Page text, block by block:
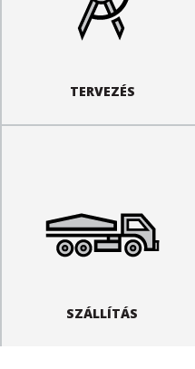
TERVEZÉS
SZÁLLÍTÁS